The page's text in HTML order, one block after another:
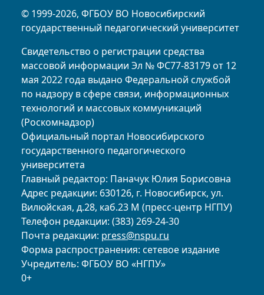
© 1999-2026, ФГБОУ ВО Новосибирский
государственный педагогический университет
Свидетельство о регистрации средства
массовой информации Эл № ФС77-83179 от 12
мая 2022 года выдано Федеральной службой
по надзору в сфере связи, информационных
технологий и массовых коммуникаций
(Роскомнадзор)
Официальный портал Новосибирского
государственного педагогического
университета
Главный редактор: Паначук Юлия Борисовна
Адрес редакции: 630126, г. Новосибирск, ул.
Вилюйская, д.28, каб.23 М (пресс-центр НГПУ)
Телефон редакции: (383) 269-24-30
Почта редакции: press@nspu.ru
Форма распространения: сетевое издание
Учредитель: ФГБОУ ВО «НГПУ»
0+